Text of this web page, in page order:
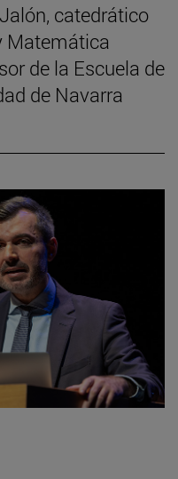
catedrático
Matemática
de la Escuela de
de Navarra